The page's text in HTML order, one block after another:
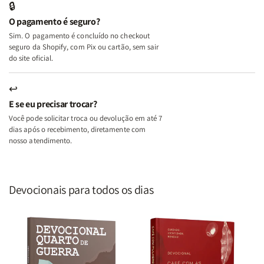
Lar
Lar
🔒
O pagamento é seguro?
Sim. O pagamento é concluído no checkout
seguro da Shopify, com Pix ou cartão, sem sair
do site oficial.
↩
E se eu precisar trocar?
Você pode solicitar troca ou devolução em até 7
dias após o recebimento, diretamente com
nosso atendimento.
Devocionais para todos os dias